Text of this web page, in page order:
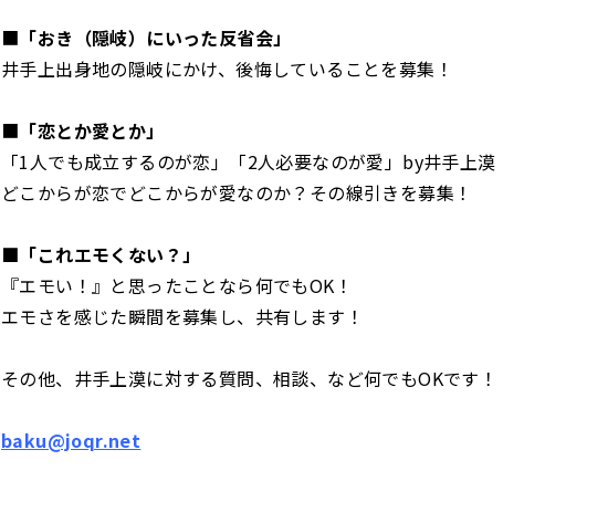
■ 「おき（隠岐）にいった反省会」
井手上出身地の隠岐にかけ、後悔していることを募集！
■ 「恋とか愛とか」
「1人でも成立するのが恋」「2人必要なのが愛」by井手上漠
どこからが恋でどこからが愛なのか？その線引きを募集！
■「これエモくない？」
『エモい！』と思ったことなら何でもOK！
エモさを感じた瞬間を募集し、共有します！
その他、井手上漠に対する質問、相談、など何でもOKです！
baku@joqr.net